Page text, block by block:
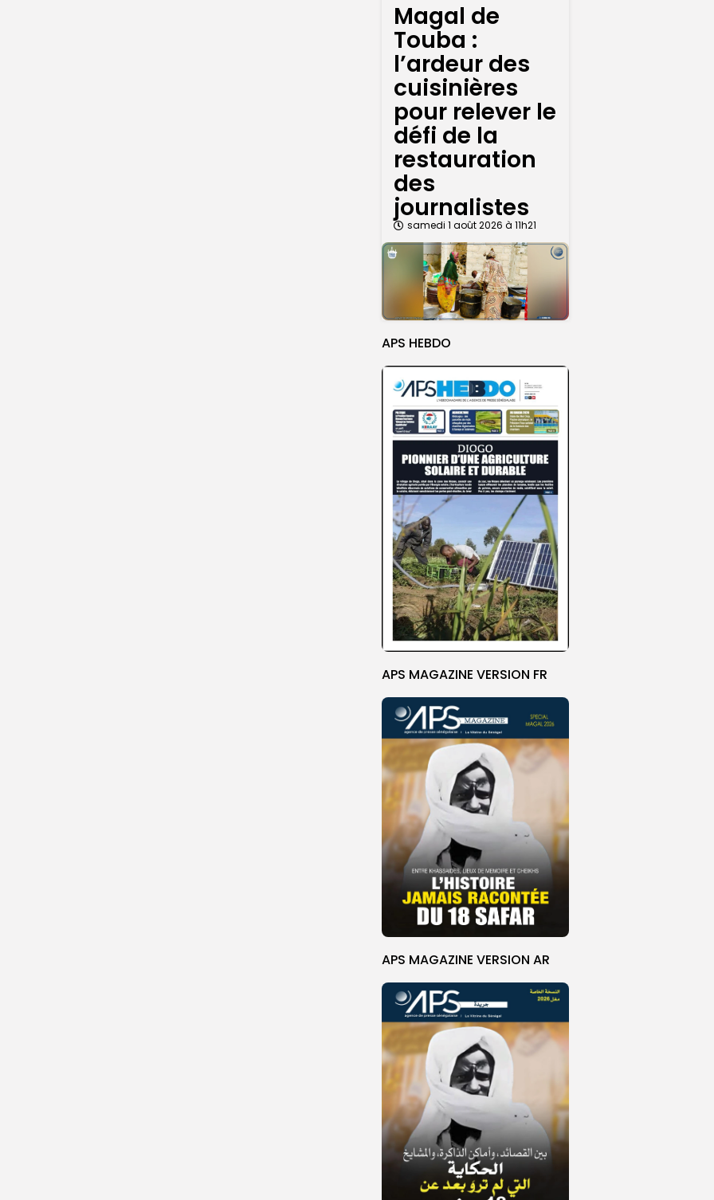
Magal de
Touba :
l’ardeur des
cuisinières
pour relever le
défi de la
restauration
des
journalistes
samedi 1 août 2026 à 11h21
APS HEBDO
APS MAGAZINE VERSION FR
APS MAGAZINE VERSION AR